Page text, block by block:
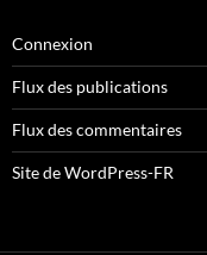
Connexion
Flux des publications
Flux des commentaires
Site de WordPress-FR